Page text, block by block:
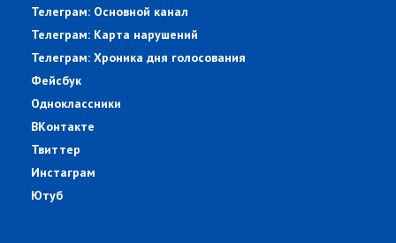
Телеграм: Основной канал
Телеграм: Карта нарушений
Телеграм: Хроника дня голосования
Фейсбук
Одноклассники
ВКонтакте
Твиттер
Инстаграм
Ютуб